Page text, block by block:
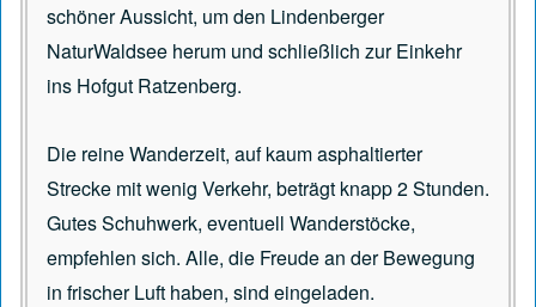
schöner Aussicht, um den Lindenberger
NaturWaldsee herum und schließlich zur Einkehr
ins Hofgut Ratzenberg.
Die reine Wanderzeit, auf kaum asphaltierter
Strecke mit wenig Verkehr, beträgt knapp 2 Stunden.
Gutes Schuhwerk, eventuell Wanderstöcke,
empfehlen sich. Alle, die Freude an der Bewegung
in frischer Luft haben, sind eingeladen.